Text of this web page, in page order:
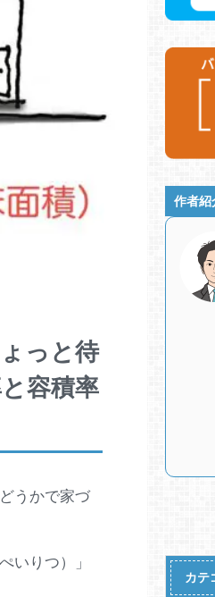
っと待
容積率
うかで家づ
いりつ）」
作者紹
カテ